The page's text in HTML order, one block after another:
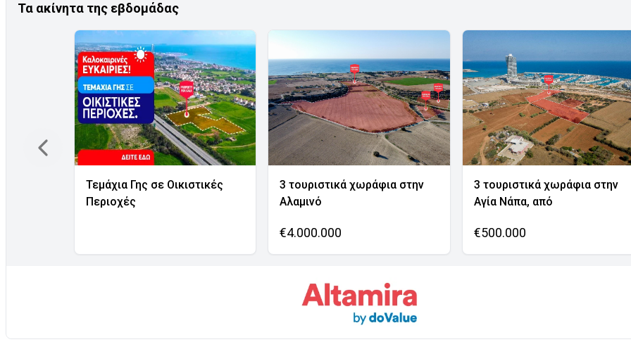
Τα ακίνητα της εβδομάδας
Τεμάχια Γης σε Οικιστικές
Περιοχές
3 τουριστικά χωράφια στην
Αλαμινό
€4.000.000
3 τουριστικά χωράφια στην
Αγία Νάπα, από
€500.000